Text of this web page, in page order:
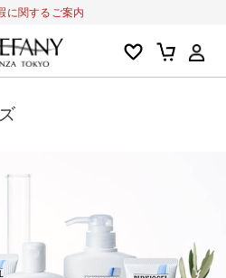
に関するご案内